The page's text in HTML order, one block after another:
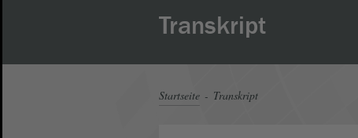
Transkript
Startseite Transkript